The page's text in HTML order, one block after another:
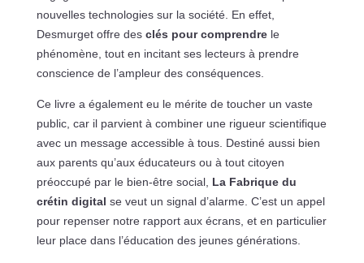
nouvelles technologies sur la société. En effet,
Desmurget offre des clés pour comprendrele
phénomène, tout en incitant ses lecteurs à prendre
conscience de l’ampleur des conséquences.
Ce livre a également eu le mérite de toucher un vaste
public, car il parvient à combiner une rigueur scientifique
avec un message accessible à tous. Destiné aussi bien
aux parents qu’aux éducateurs ou à tout citoyen
préoccupé par le bien-être social, La Fabrique du
crétin digital se veut un signal d’alarme. C’est un appel
pour repenser notre rapport aux écrans, et en particulier
leur place dans l’éducation des jeunes générations.